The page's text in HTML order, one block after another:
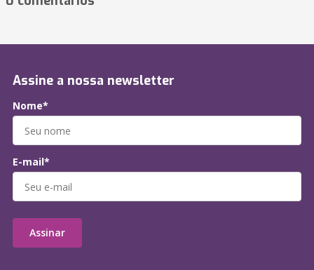
Assine a nossa newsletter
Nome*
E-mail*
Assinar